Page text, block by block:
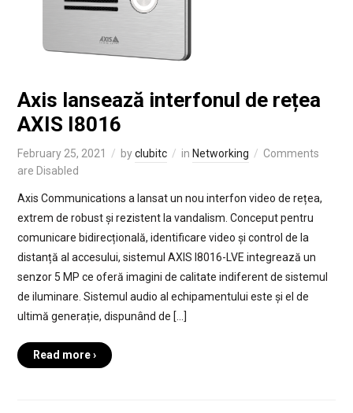
Axis lansează interfonul de rețea
AXIS I8016
February 25, 2021 byclubitc in Networking
Comments
are Disabled
Axis Communications a lansat un nou interfon video de rețea,
extrem de robust și rezistent la vandalism. Conceput pentru
comunicare bidirecțională, identificare video și control de la
distanță al accesului, sistemul AXIS I8016-LVE integrează un
senzor 5 MP ce oferă imagini de calitate indiferent de sistemul
de iluminare. Sistemul audio al echipamentului este și el de
ultimă generație, dispunând de […]
Read more ›